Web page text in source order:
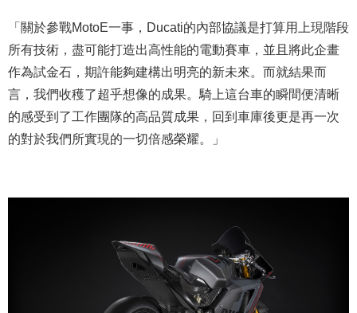
「關於參戰MotoE一事，Ducati的內部協議是打算用上現階段
所有技術，盡可能打造出高性能的電動賽車，並且將此企畫
作為試金石，期許能夠建構出明亮的新未來。而就結果而
言，我們收穫了超乎想像的成果。騎上這台車的瞬間便清晰
的感受到了工作團隊的高品質成果，回到車庫後更是再一次
的對於我們 所實現的一切倍感榮耀。」